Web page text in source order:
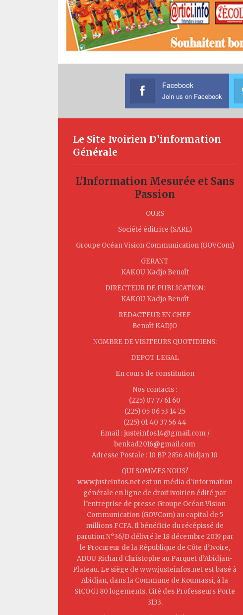
Facebook
Join us on Facebook
Le Site Ivoirien D’information
Générale
L'Information Mesurée et Sans
Passion
OURS
Société éditrice (SARL)
Groupe Océan Vision Communication (GOVCom)
GERANT
KAKOU Kadjo Benoît
DIRECTEUR DE PUBLICATION:
KAKOU Kadjo Benoît
REDACTEUR EN CHEF
Benoît KADJO
NOMBRE DE VISITEURS QUOTIDIENS:
DEPOT LEGAL
En cours de constitution
Nos contacts :
(225) 07 77 61 60
(225) 05 06 53 14 25
(225) 01 40 37 56 44
Email : justeinfos14@gmail.com /
benkad2016@gmail.com
Adresse Postale : 10 BP 2856 Abidjan 10
QUI SOMMES NOUS?
www.justeinfos.net est un média d'information
générale en ligne de droit ivoirien édité par
l’entreprise de presse Groupe Océan Vision
Communication (GOVCom) au capital de 5
millions FCFA. Il bénéficie du récépissé de
parution N°36/D délivré le 18 décembre 2019 par
le Procureur de la République de Côte d’Ivoire,
ADOU Richard Christophe au Parquet d’Abidjan-
Plateau. Le siège de www.justeinfos.net est basé à
Abidjan, dans la Commune de Koumassi, à la
SICOGI 80 logements, Cité des Professeurs Porte
3133.